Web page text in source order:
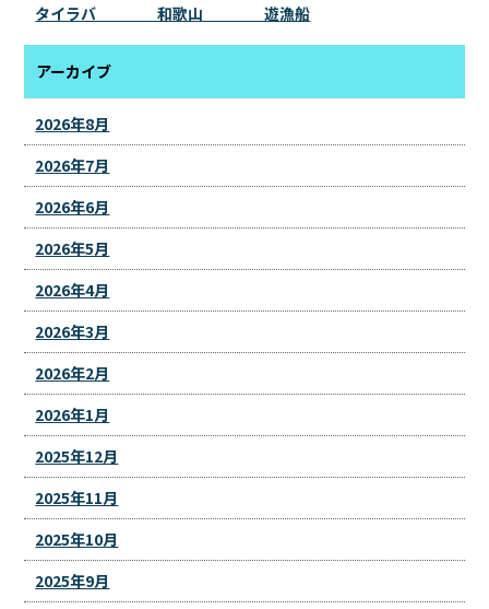
タイラバ 和歌山 遊漁船
アーカイブ
2026年8月
2026年7月
2026年6月
2026年5月
2026年4月
2026年3月
2026年2月
2026年1月
2025年12月
2025年11月
2025年10月
2025年9月